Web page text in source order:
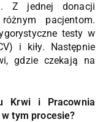
Z jednej donacji
pacjentom.
testy w
i kiły. Następnie
gdzie czekają na
Krwi i Pracownia
tym procesie?